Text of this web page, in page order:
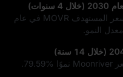
وفقًا لوحدة التوقع بالأسعار أعلاه، فإن السعر المستهدف MOVR في عام
معدل النمو.
79.59%